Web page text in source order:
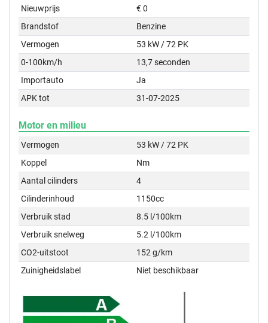
Nieuwprijs
€ 0
Brandstof
Benzine
Vermogen
53 kW / 72 PK
0-100km/h
13,7 seconden
Importauto
Ja
APK tot
31-07-2025
Motor en milieu
Vermogen
53 kW / 72 PK
Koppel
Nm
Aantal cilinders
4
Cilinderinhoud
1150cc
Verbruik stad
8.5 l/100km
Verbruik snelweg
5.2 l/100km
CO2-uitstoot
152 g/km
Zuinigheidslabel
Niet beschikbaar